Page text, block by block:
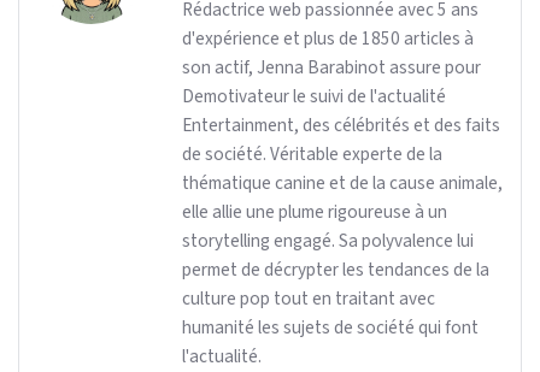
Rédactrice web passionnée avec 5 ans
d'expérience et plus de 1850 articles à
son actif, Jenna Barabinot assure pour
Demotivateur le suivi de l'actualité
Entertainment, des célébrités et des faits
de société. Véritable experte de la
thématique canine et de la cause animale,
elle allie une plume rigoureuse à un
storytelling engagé. Sa polyvalence lui
permet de décrypter les tendances de la
culture pop tout en traitant avec
humanité les sujets de société qui font
l'actualité.